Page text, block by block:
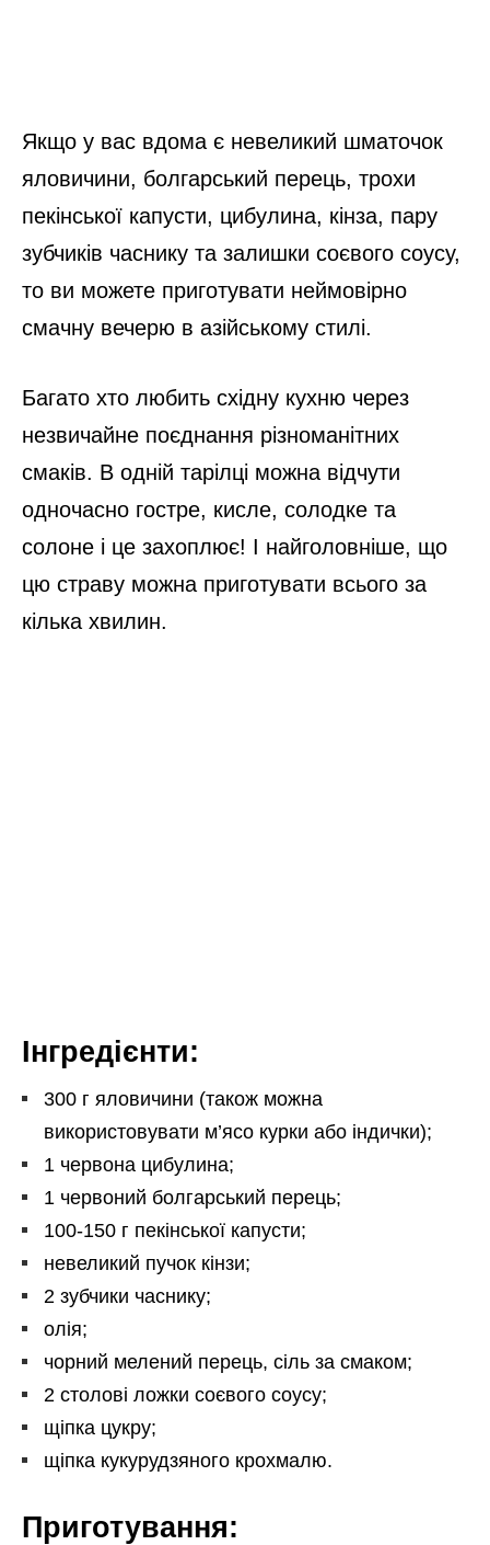
Якщо у вас вдома є невеликий шматочок
яловичини, болгарський перець, трохи
пекінської капусти, цибулина, кінза, пару
зубчиків часнику та залишки соєвого соусу,
то ви можете приготувати неймовірно
смачну вечерю в азійському стилі.
Багато хто любить східну кухню через
незвичайне поєднання різноманітних
смаків. В одній тарілці можна відчути
одночасно гостре, кисле, солодке та
солоне і це захоплює! І найголовніше, що
цю страву можна приготувати всього за
кілька хвилин.
Інгредієнти:
300 г яловичини (також можна
використовувати м’ясо курки або індички);
1 червона цибулина;
1 червоний болгарський перець;
100-150 г пекінської капусти;
невеликий пучок кінзи;
2 зубчики часнику;
олія;
чорний мелений перець, сіль за смаком;
2 столові ложки соєвого соусу;
щіпка цукру;
щіпка кукурудзяного крохмалю.
Приготування: